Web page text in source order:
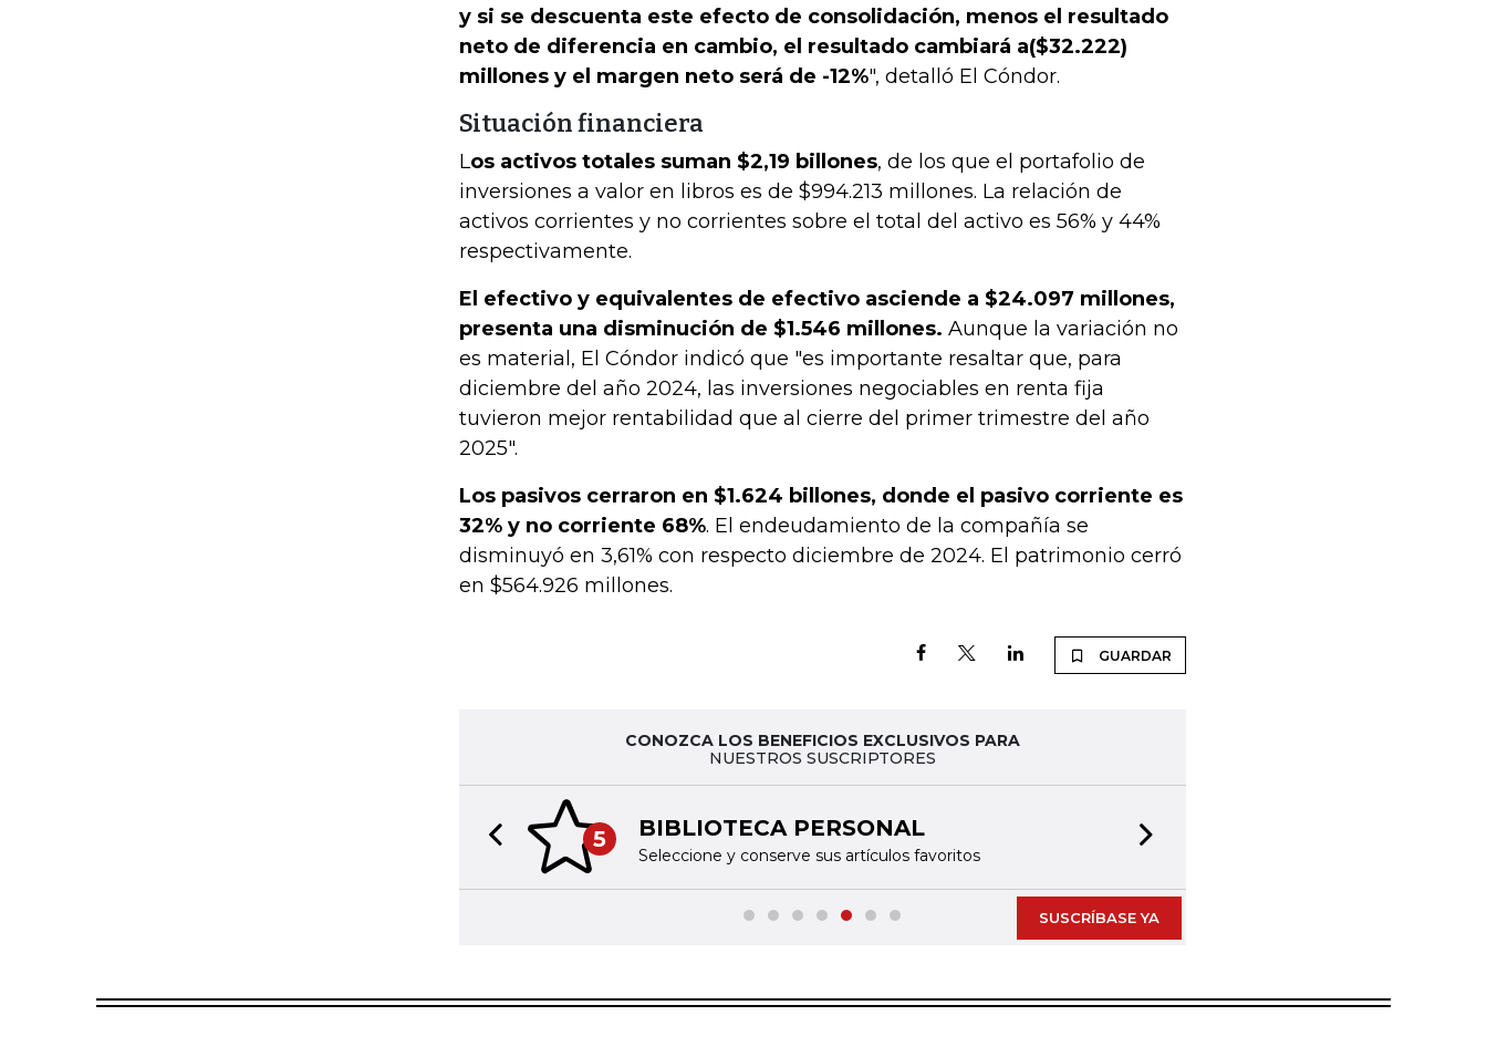
y si se descuenta este efecto de consolidación, menos el resultado
neto de diferencia en cambio, el resultado cambiará a($32.222)
millones y el margen neto será de -12%", detalló El Cóndor.
Situación financiera
Los activos totales suman $2,19 billones, de los que el portafolio de
inversiones a valor en libros es de $994.213 millones. La relación de
activos corrientes y no corrientes sobre el total del activo es 56% y 44%
respectivamente.
El efectivo y equivalentes de efectivo asciende a $24.097 millones,
presenta una disminución de $1.546 millones. Aunque la variación no
es material, El Cóndor indicó que "es importante resaltar que, para
diciembre del año 2024, las inversiones negociables en renta fija
tuvieron mejor rentabilidad que al cierre del primer trimestre del año
2025".
Los pasivos cerraron en $1.624 billones, donde el pasivo corriente es
32% y no corriente 68%. El endeudamiento de la compañía se
disminuyó en 3,61% con respecto diciembre de 2024. El patrimonio cerró
en $564.926 millones.
GUARDAR
CONOZCA LOS BENEFICIOS EXCLUSIVOS PARA
NUESTROS SUSCRIPTORES
5 BIBLIOTECA PERSONAL
Seleccione y conserve sus artículos favoritos
Previous slide
SUSCRÍBASE YA